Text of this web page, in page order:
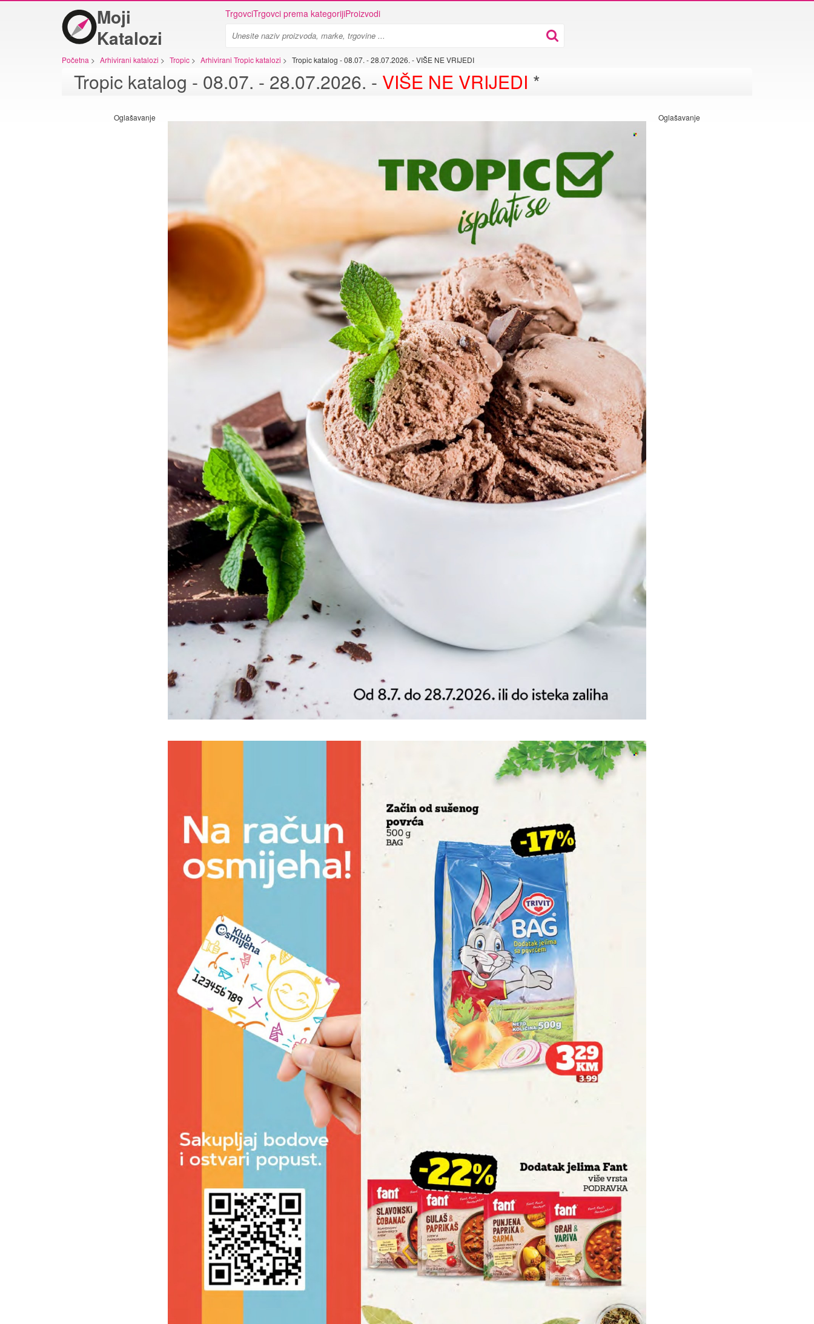
Moji
Katalozi
TrgovciTrgovci prema kategorijiProizvodi
Početna > Arhivirani katalozi > Tropic > Arhivirani Tropic katalozi > Tropic katalog - 08.07. - 28.07.2026. - VIŠE NE VRIJEDI
Tropic katalog - 08.07. - 28.07.2026. - VIŠE NE VRIJEDI *
Oglašavanje Oglašavanje